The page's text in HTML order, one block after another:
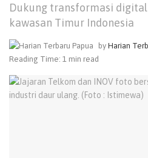
Dukung transformasi
kawasan Timur Indonesia
by Harian
Reading Time: 1 min read